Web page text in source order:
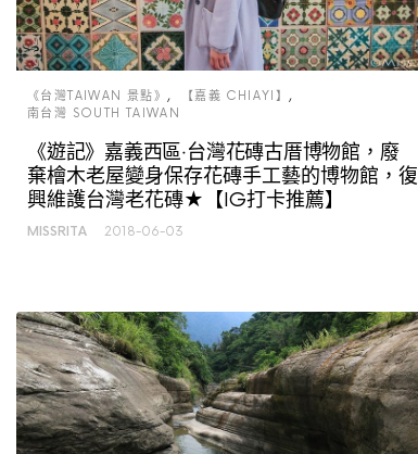
《台灣TAIWAN 景點》
【嘉義 CHIAYI】
南台灣 SOUTH TAIWAN
《遊記》嘉義西區‧台灣花磚古厝博物館，廢
棄檜木老屋變身保存花磚手工藝的博物館，復
興維護台灣老花磚★【IG打卡推薦】
MISSRITA 2018-06-03